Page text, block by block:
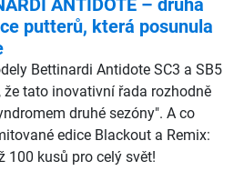
putterů, která posunula
Bettinardi Antidote SC3 a SB5
že tato inovativní řada rozhodně
druhé sezóny". A co
edice Blackout a Remix:
100 kusů pro celý svět!